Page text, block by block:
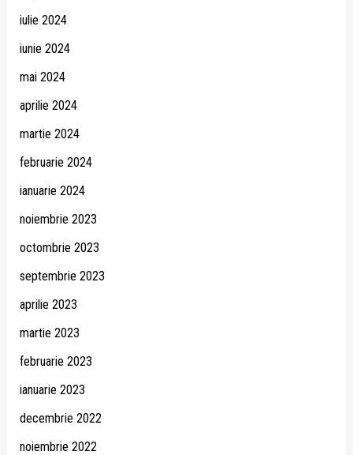
iulie 2024
iunie 2024
mai 2024
aprilie 2024
martie 2024
februarie 2024
ianuarie 2024
noiembrie 2023
octombrie 2023
septembrie 2023
aprilie 2023
martie 2023
februarie 2023
ianuarie 2023
decembrie 2022
noiembrie 2022